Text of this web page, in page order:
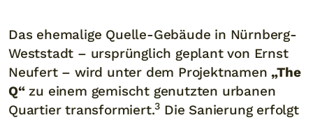
Das ehemalige Quelle-Gebäude in Nürnberg-
Weststadt – ursprünglich geplant von Ernst
Neufert – wird unter dem Projektnamen„The
Q“zu einem gemischt genutzten urbanen
Quartier transformiert.3 Die Sanierung erfolgt